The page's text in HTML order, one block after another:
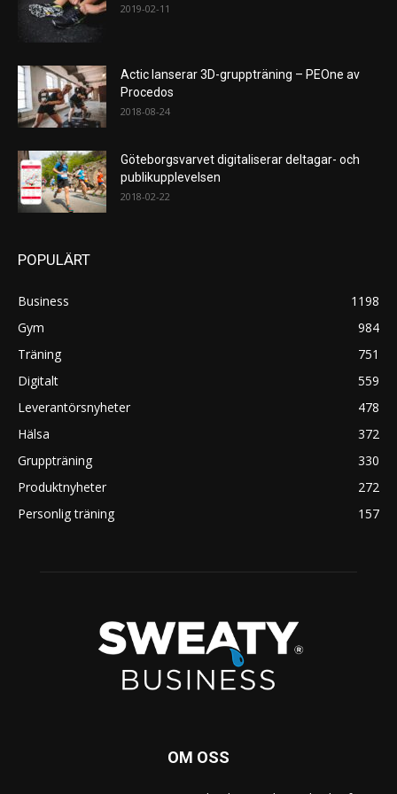
2019-02-11
Actic lanserar 3D-gruppträning – PEOne av
Procedos
2018-08-24
Göteborgsvarvet digitaliserar deltagar- och
publikupplevelsen
2018-02-22
POPULÄRT
Business
1198
Gym
984
Träning
751
Digitalt
559
Leverantörsnyheter
478
Hälsa
372
Gruppträning
330
Produktnyheter
272
Personlig träning
157
OM OSS